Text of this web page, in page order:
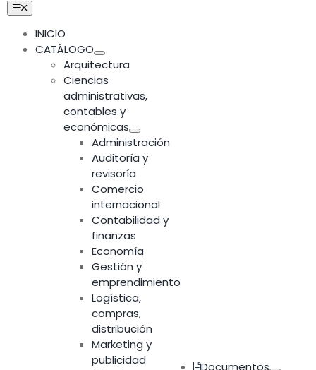
Skip
content
Toggle
Navigation
INICIO
CATÁLOGO
Arquitectura
Ciencias
administrativas,
contables y
económicas
Administración
Auditoría y
revisoría
Comercio
internacional
Contabilidad y
finanzas
Economía
Gestión y
emprendimiento
Logística,
compras,
distribución
Marketing y
publicidad
Documentos